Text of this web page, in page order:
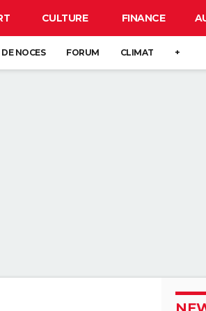
CULTURE FINANCE
NOCES FORUM CLIMAT +